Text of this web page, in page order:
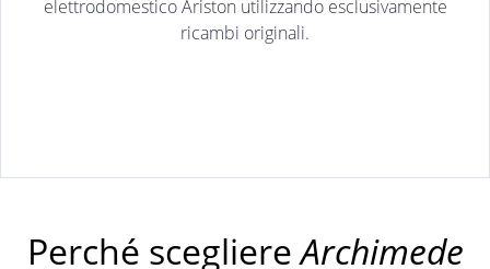
elettrodomestico Ariston utilizzando esclusivamente
ricambi originali.
Perché scegliereArchimede